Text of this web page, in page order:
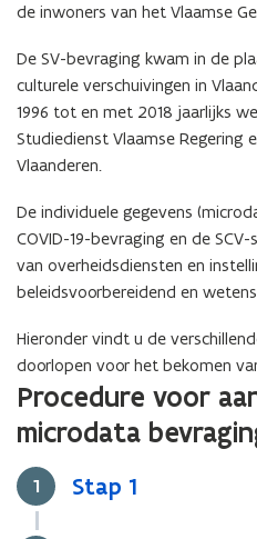
de inwoners van het Vlaamse
De SV-bevraging kwam in de
culturele verschuivingen in
1996 tot en met 2018 jaarlijks
Studiedienst Vlaamse Regering
Vlaanderen.
De individuele gegevens
COVID-19-bevraging en de
van overheidsdiensten en
beleidsvoorbereidend en
Hieronder vindt u de
doorlopen voor het bekomen
Procedure voor
microdata
Stap
1 Stap 1